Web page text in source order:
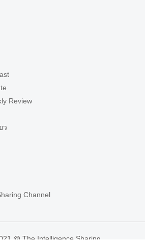
Review
ว
Channel
@ The Intelligence Sharing